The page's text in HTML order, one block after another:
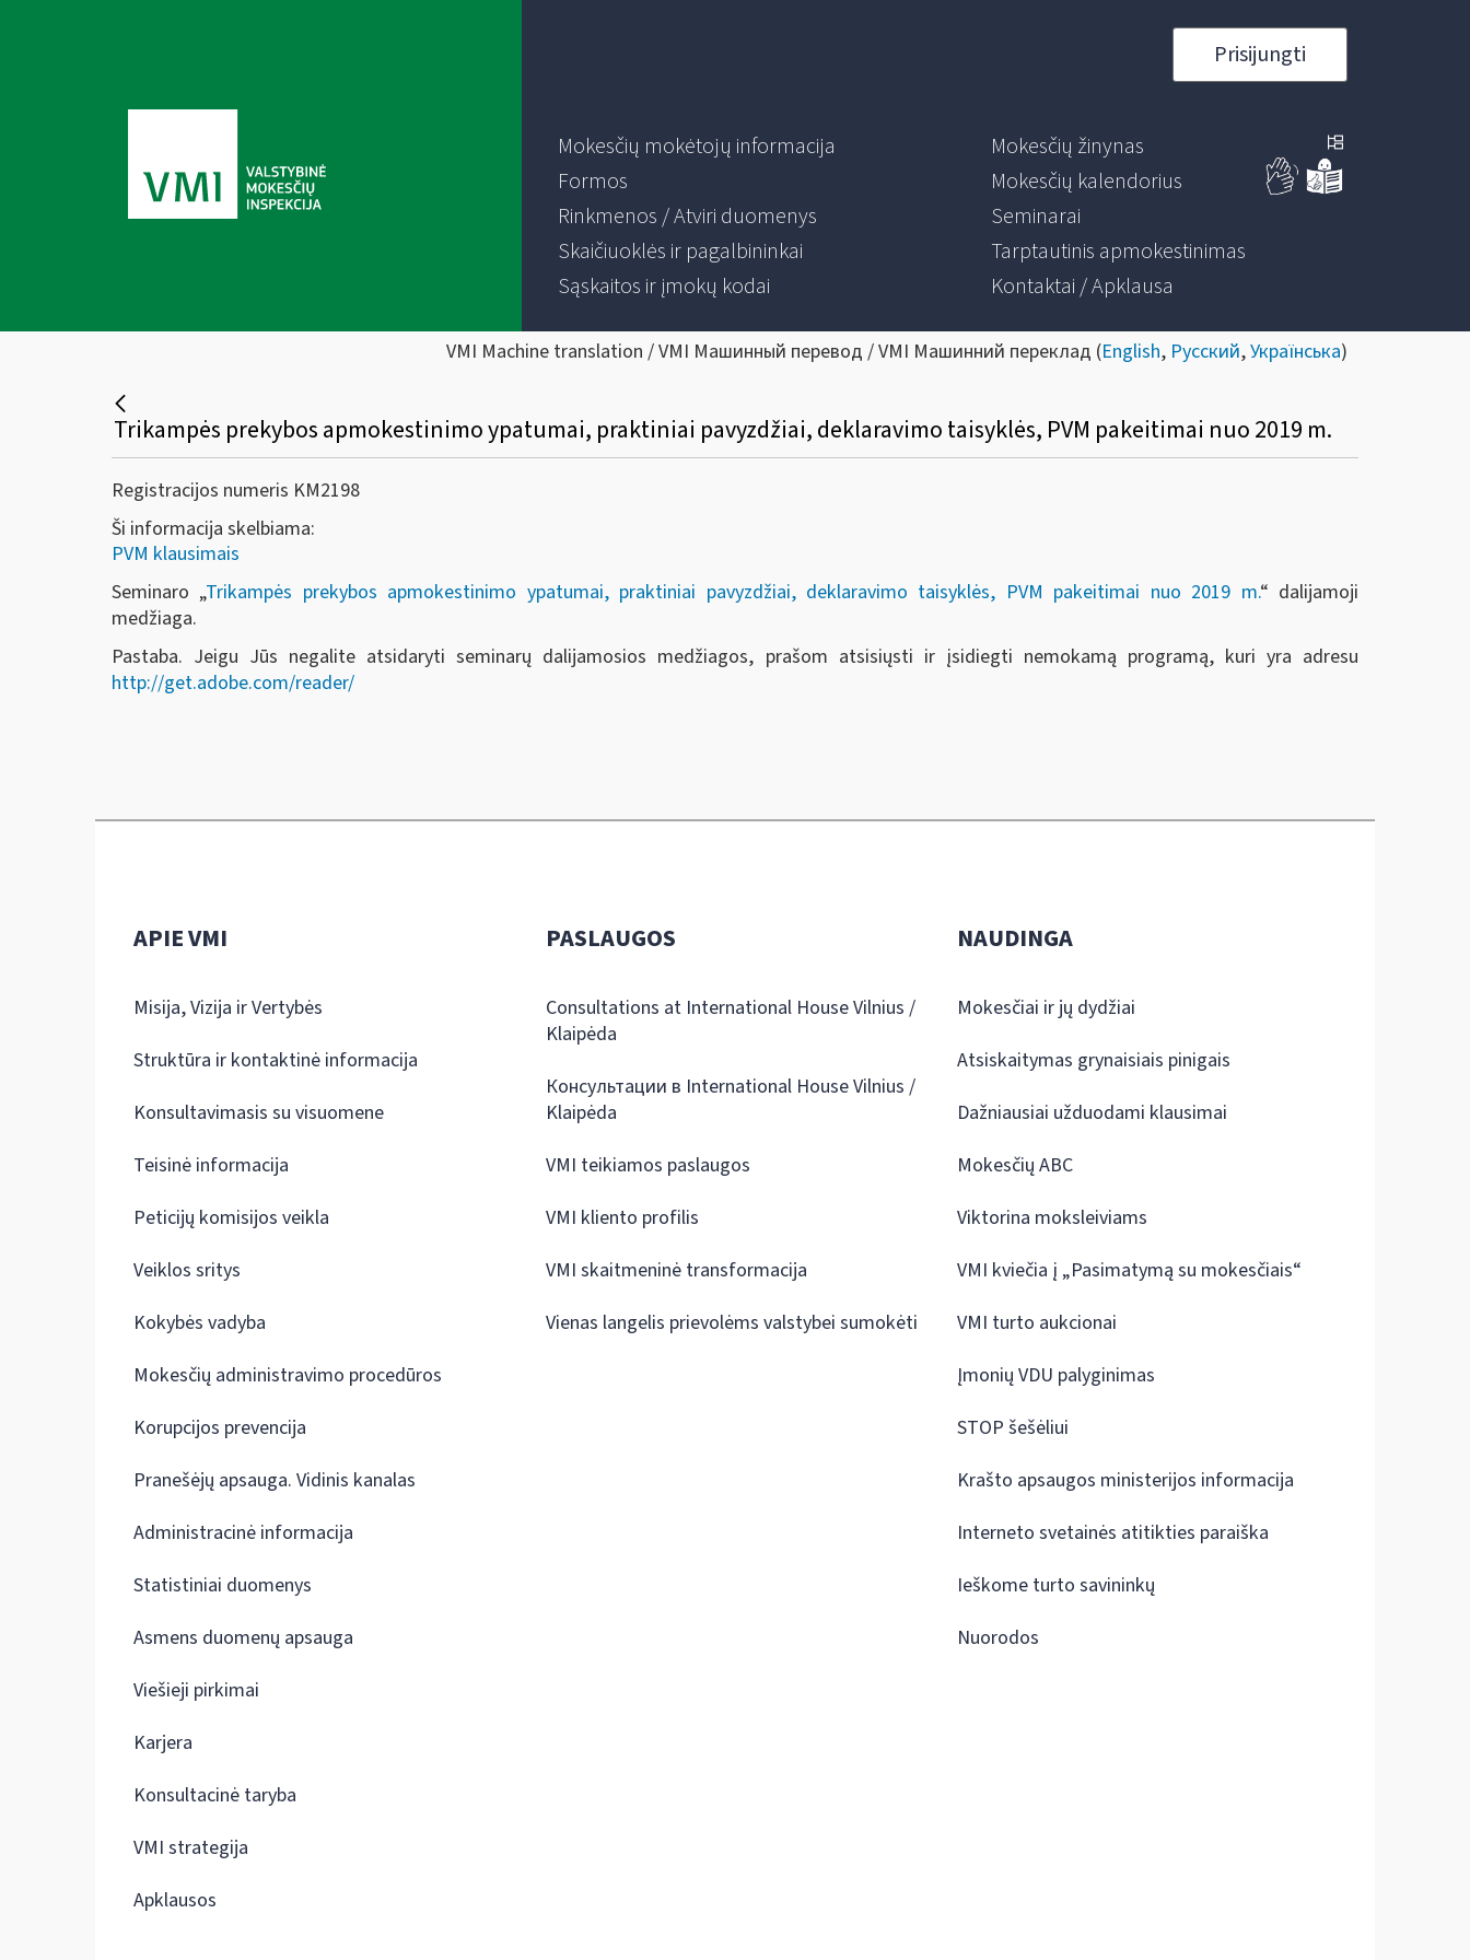
Prisijungti
Mokesčių mokėtojų informacija
Formos
Rinkmenos / Atviri duomenys
Skaičiuoklės ir pagalbininkai
Sąskaitos ir įmokų kodai
Mokesčių žinynas
Mokesčių kalendorius
Seminarai
Tarptautinis apmokestinimas
Kontaktai / Apklausa
VMI Machine translation / VMI Машинный перевод / VMI Машинний переклад (English, Русский,Українська)
Trikampės prekybos apmokestinimo ypatumai, praktiniai pavyzdžiai, deklaravimo taisyklės, PVM pakeitimai nuo 2019 m.
Registracijos numeris KM2198
Ši informacija skelbiama:
PVM klausimais
Seminaro „Trikampės prekybos apmokestinimo ypatumai, praktiniai pavyzdžiai, deklaravimo taisyklės, PVM pakeitimai nuo 2019 m.“ dalijamoji
medžiaga.
Pastaba. Jeigu Jūs negalite atsidaryti seminarų dalijamosios medžiagos, prašom atsisiųsti ir įsidiegti nemokamą programą, kuri yra adresu
http://get.adobe.com/reader/
APIE VMI
Misija, Vizija ir Vertybės
Struktūra ir kontaktinė informacija
Konsultavimasis su visuomene
Teisinė informacija
Peticijų komisijos veikla
Veiklos sritys
Kokybės vadyba
Mokesčių administravimo procedūros
Korupcijos prevencija
Pranešėjų apsauga. Vidinis kanalas
Administracinė informacija
Statistiniai duomenys
Asmens duomenų apsauga
Viešieji pirkimai
Karjera
Konsultacinė taryba
VMI strategija
Apklausos
PASLAUGOS
Consultations at International House Vilnius /
Klaipėda
Консультации в International House Vilnius /
Klaipėda
VMI teikiamos paslaugos
VMI kliento profilis
VMI skaitmeninė transformacija
Vienas langelis prievolėms valstybei sumokėti
NAUDINGA
Mokesčiai ir jų dydžiai
Atsiskaitymas grynaisiais pinigais
Dažniausiai užduodami klausimai
Mokesčių ABC
Viktorina moksleiviams
VMI kviečia į „Pasimatymą su mokesčiais“
VMI turto aukcionai
Įmonių VDU palyginimas
STOP šešėliui
Krašto apsaugos ministerijos informacija
Interneto svetainės atitikties paraiška
Ieškome turto savininkų
Nuorodos